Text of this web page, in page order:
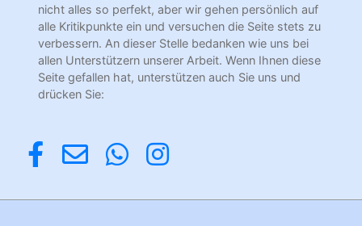
nicht alles so perfekt, aber wir gehen persönlich auf
alle Kritikpunkte ein und versuchen die Seite stets zu
verbessern. An dieser Stelle bedanken wie uns bei
allen Unterstützern unserer Arbeit. Wenn Ihnen diese
Seite gefallen hat, unterstützen auch Sie uns und
drücken Sie: